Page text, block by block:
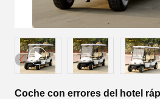
Coche con errores del hotel